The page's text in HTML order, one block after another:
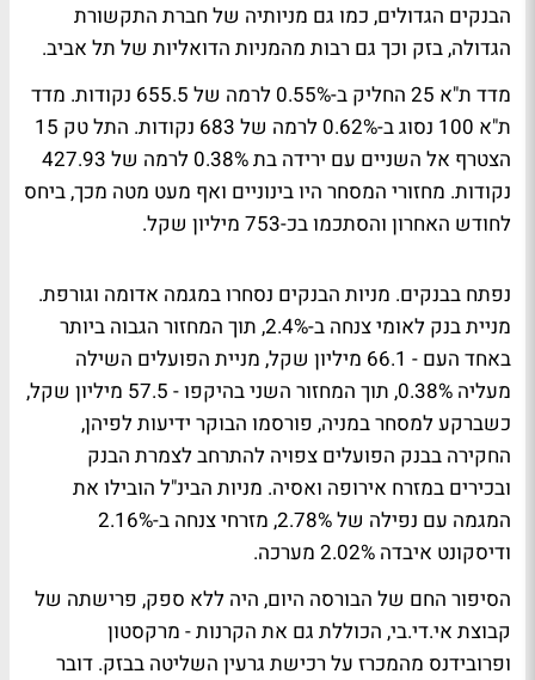
הבנקים הגדולים, כמו גם מניותיה של חברת התקשורת
הגדולה, בזק וכך גם רבות מהמניות הדואליות של תל אביב.
מדד ת"א 25 החליק ב-0.55% לרמה של 655.5 נקודות. מדד
ת"א 100 נסוג ב-0.62% לרמה של 683 נקודות. התל טק 15
הצטרף אל השניים עם ירידה בת 0.38% לרמה של 427.93
נקודות. מחזורי המסחר היו בינוניים ואף מעט מטה מכך, ביחס
לחודש האחרון והסתכמו בכ-753 מיליון שקל.
נפתח בבנקים. מניות הבנקים נסחרו במגמה אדומה וגורפת.
מניית בנק לאומי צנחה ב-2.4%, תוך המחזור הגבוה ביותר
באחד העם - 66.1 מיליון שקל, מניית הפועלים השילה
מעליה 0.38%, תוך המחזור השני בהיקפו - 57.5 מיליון שקל,
כשברקע למסחר במניה, פורסמו הבוקר ידיעות לפיהן,
החקירה בבנק הפועלים צפויה להתרחב לצמרת הבנק
ובכירים במזרח אירופה ואסיה. מניות הבינ"ל הובילו את
המגמה עם נפילה של 2.78%, מזרחי צנחה ב-2.16%
ודיסקונט איבדה 2.02% מערכה.
הסיפור החם של הבורסה היום, היה ללא ספק, פרישתה של
קבוצת אי.די.בי, הכוללת גם את הקרנות - מרקסטון
ופרובידנס מהמכרז על רכישת גרעין השליטה בבזק. דובר